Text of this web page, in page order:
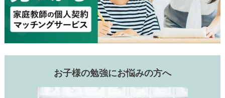
お子様の勉強にお悩みの方へ